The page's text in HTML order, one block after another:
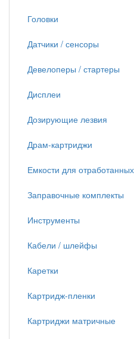
Головки
Датчики / сенсоры
Девелоперы / стартеры
Дисплеи
Дозирующие лезвия
Драм-картриджи
Емкости для
Заправочные комплекты
Инструменты
Кабели / шлейфы
Каретки
Картридж-пленки
Картриджи матричные